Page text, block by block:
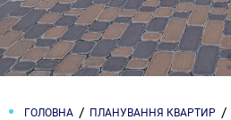
ГОЛОВНА ПЛАНУВАННЯ КВАРТИР